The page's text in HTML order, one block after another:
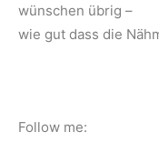
wünschen übrig –
wie gut dass die
Follow me: